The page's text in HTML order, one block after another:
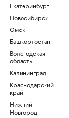
Екатеринбург
Новосибирск
Омск
Башкортостан
Вологодская
область
Калининград
Краснодарский
край
Нижний
Новгород